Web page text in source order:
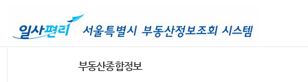
부동산종합정보